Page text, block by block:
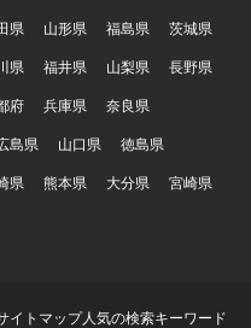
県 山形県 福島県
茨城県
県 福井県 山梨県
長野県
府 兵庫県
奈良県
島県 山口県
徳島県
県 熊本県 大分県
宮崎県
イトマップ人気の検索キーワード